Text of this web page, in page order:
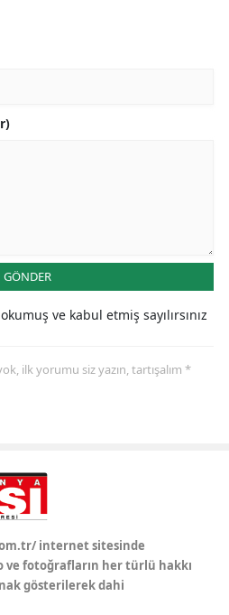
Van
Aksaray
Şırnak
GÖNDER
okumuş ve kabul etmiş sayılırsınız
ilk yorumu siz yazın, tartışalım *
internet sitesinde
ve fotoğrafların her türlü hakkı
gösterilerek dahi